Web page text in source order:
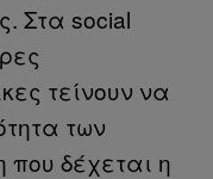
Στα social
τείνουν να
των
που δέχεται η